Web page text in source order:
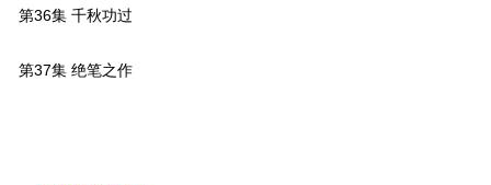
第36集 千秋功过
第37集 绝笔之作